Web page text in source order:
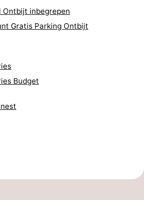
Ontbijt inbegrepen
Gratis Parking Ontbijt
Budget